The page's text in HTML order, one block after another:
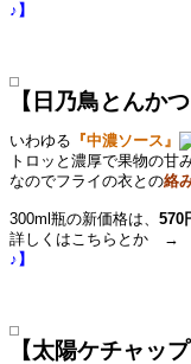
♪】
【日乃鳥とんか
いわゆる 『中濃ソース』
トロッと濃厚で果物の甘
なのでフライの衣との絡
300ml瓶の新価格は、 570
詳しくはこちらとか →
♪】
【太陽ケチャッ